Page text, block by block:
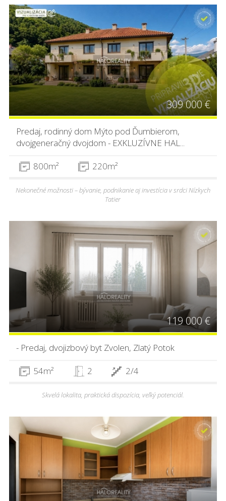
309 000 €
Predaj, rodinný dom Mýto pod Ďumbierom,
dvojgeneračný dvojdom - EXKLUZÍVNE HAL...
800m²
220m²
Nekonečné možnosti – bývanie, podnikanie aj investícia v srdci Nízkych
Tatier
119 000 €
- Predaj, dvojizbový byt Zvolen, Zlatý Potok
54m²
2 2/4
Skvelá lokalita, praktická dispozícia, veľký potenciál.